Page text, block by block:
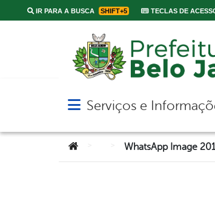
IR PARA A BUSCA SHIFT+5 TECLAS DE
Abrir menu principal de
Serviços e
Você está aqui:WhatsApp Image